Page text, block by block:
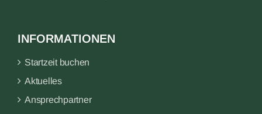
INFORMATIONEN
Startzeit buchen
Aktuelles
Ansprechpartner